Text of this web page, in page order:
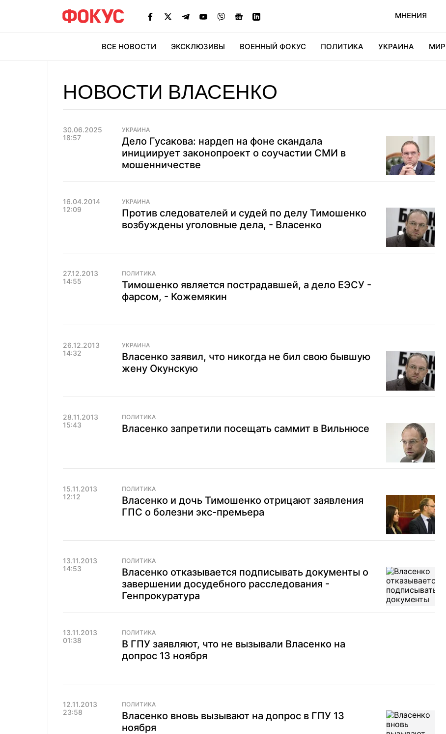
МНЕНИЯ
ВСЕ НОВОСТИ ЭКСКЛЮЗИВЫ ВОЕННЫЙ ФОКУС ПОЛИТИКА УКРАИНА МИР
НОВОСТИ ВЛАСЕНКО
30.06.2025
18:57
УКРАИНА
Дело Гусакова: нардеп на фоне скандала
инициирует законопроект о соучастии СМИ в
мошенничестве
16.04.2014
12:09
УКРАИНА
Против следователей и судей по делу Тимошенко
возбуждены уголовные дела, - Власенко
27.12.2013
14:55
ПОЛИТИКА
Тимошенко является пострадавшей, а дело ЕЭСУ -
фарсом, - Кожемякин
26.12.2013
14:32
УКРАИНА
Власенко заявил, что никогда не бил свою бывшую
жену Окунскую
28.11.2013
15:43
ПОЛИТИКА
Власенко запретили посещать саммит в Вильнюсе
15.11.2013
12:12
ПОЛИТИКА
Власенко и дочь Тимошенко отрицают заявления
ГПС о болезни экс-премьера
13.11.2013
14:53
ПОЛИТИКА
Власенко отказывается подписывать документы о
завершении досудебного расследования -
Генпрокуратура
13.11.2013
01:38
ПОЛИТИКА
В ГПУ заявляют, что не вызывали Власенко на
допрос 13 ноября
12.11.2013
23:58
ПОЛИТИКА
Власенко вновь вызывают на допрос в ГПУ 13
ноября